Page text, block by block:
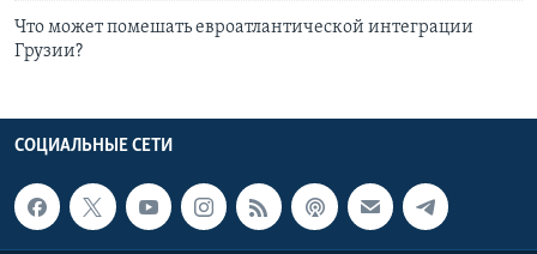
Что может помешать евроатлантической интеграции
Грузии?
СОЦИАЛЬНЫЕ СЕТИ